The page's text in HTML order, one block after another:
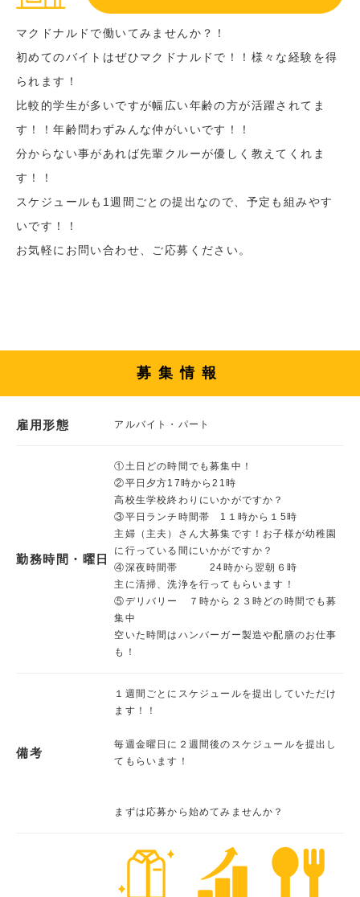
マクドナルドで働いてみませんか？！
初めてのバイトはぜひマクドナルドで！！様々な経験を得
られます！
比較的学生が多いですが幅広い年齢の方が活躍されてま
す！！年齢問わずみんな仲がいいです！！
分からない事があれば先輩クルーが優しく教えてくれま
す！！
スケジュールも1週間ごとの提出なので、予定も組みやす
いです！！
お気軽にお問い合わせ、ご応募ください。
募集情報
雇用形態 アルバイト・パート
勤務時間・曜日
①土日どの時間でも募集中！
②平日夕方17時から21時
高校生学校終わりにいかがですか？
③平日ランチ時間帯 1１時から１5時
主婦（主夫）さん大募集です！お子様が幼稚園
に行っている間にいかがですか？
④深夜時間帯 24時から翌朝６時
主に清掃、洗浄を行ってもらいます！
⑤デリバリー ７時から２３時どの時間でも募
集中
空いた時間はハンバーガー製造や配膳のお仕事
も！
備考
１週間ごとにスケジュールを提出していただけ
ます！！
毎週金曜日に２週間後のスケジュールを提出し
てもらいます！
まずは応募から始めてみませんか？